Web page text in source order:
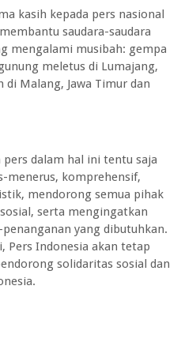
kasih kepada pers nasional
saudara-saudara
mengalami musibah: gempa
meletus di Lumajang,
di Malang, Jawa Timur dan
dalam hal ini tentu saja
menerus, komprehensif,
mendorong semua pihak
serta mengingatkan
yang dibutuhkan.
Pers Indonesia akan tetap
solidaritas sosial dan